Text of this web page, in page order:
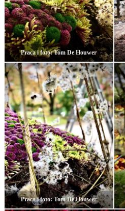
Praca i foto: Tom De Houwer
Praca i foto: Tom De Houwer